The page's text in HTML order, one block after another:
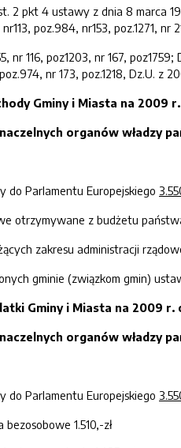
2 pkt 4 ustawy z dnia 8 marca
poz.984, nr153, poz.1271, nr
nr 116, poz1203, nr 167,
nr 173, poz.1218, Dz.U. z
Gminy i Miasta na 2009
organów władzy
do Parlamentu Europejskiego 3.55
otrzymywane z budżetu
zakresu administracji
gminie (związkom gmin)
Gminy i Miasta na 2009 r.
organów władzy
do Parlamentu Europejskiego 3.55
1.510,-zł